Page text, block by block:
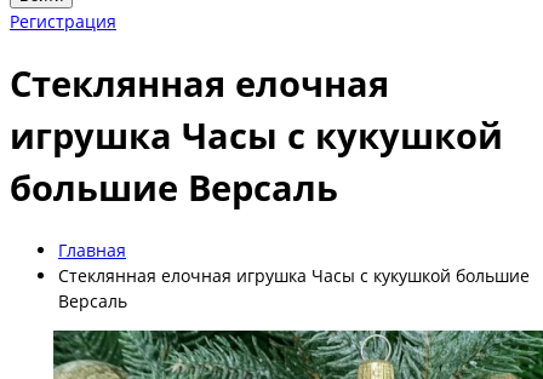
Регистрация
Стеклянная елочная
игрушка Часы с кукушкой
большие Версаль
Главная
Стеклянная елочная игрушка Часы с кукушкой большие
Версаль